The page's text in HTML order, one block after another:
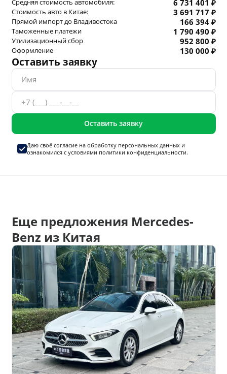
Средняя стоимость автомобиля: 6 731 401 ₽
Стоимость авто в Китае: 3 691 717 ₽
Прямой импорт до Владивостока 166 394 ₽
Таможенные платежи 1 790 490 ₽
Утилизационный сбор 952 800 ₽
Оформление 130 000 ₽
Оставить заявку
Оставить заявку
Даю своё согласие на обработку персональных данныхи
ознакомился с условиями политики конфиденциальности.
Еще предложения Mercedes-
Benz из Китая